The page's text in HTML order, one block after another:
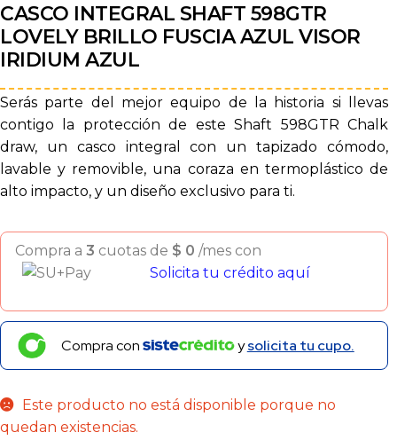
CASCO INTEGRAL SHAFT 598GTR
LOVELY BRILLO FUSCIA AZUL VISOR
IRIDIUM AZUL
Serás parte del mejor equipo de la historia si llevas
contigo la protección de este Shaft 598GTR Chalk
draw, un casco integral con un tapizado cómodo,
lavable y removible, una coraza en termoplástico de
alto impacto, y un diseño exclusivo para ti.
Compra a 3 cuotas de $ 0 /mes con
Solicita tu crédito aquí
Compra con ysolicita tu cupo.
Este producto no está disponible porque no
quedan existencias.